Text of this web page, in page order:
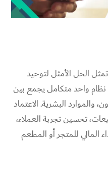
الحل الأمثل لتوحيد
نظام واحد متكامل يجمع بين
والموارد البشرية. الاعتماد
تحسين تجربة العملاء،
المالي للمتجر أو المطعم